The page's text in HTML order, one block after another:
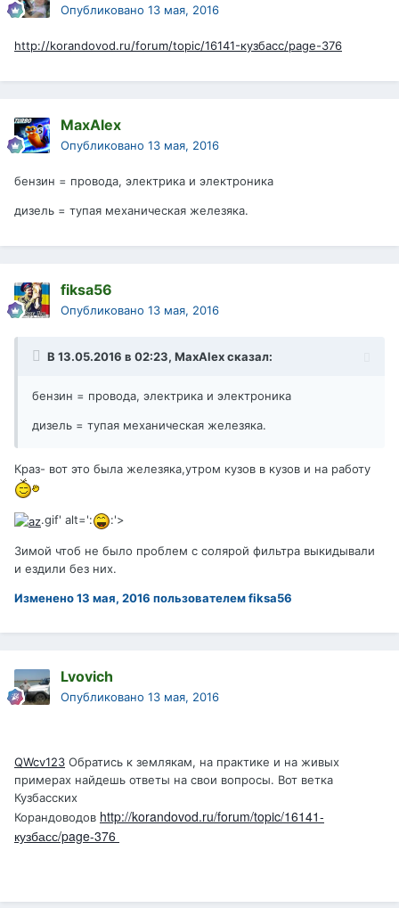
Опубликовано 13 мая, 2016
http://korandovod.ru/forum/topic/16141-кузбасс/page-376
MaxAlex
Опубликовано 13 мая, 2016
бензин = провода, электрика и электроника
дизель = тупая механическая железяка.
fiksa56
Опубликовано 13 мая, 2016
В 13.05.2016 в 02:23, MaxAlex сказал:
бензин = провода, электрика и электроника
дизель = тупая механическая железяка.
Краз- вот это была железяка,утром кузов в кузов и на работу
.gif' alt=': :'>
Зимой чтоб не было проблем с солярой фильтра выкидывали
и ездили без них.
Изменено13 мая, 2016 пользователем fiksa56
Lvovich
Опубликовано 13 мая, 2016
QWcv123 Обратись к землякам, на практике и на живых
примерах найдешь ответы на свои вопросы. Вот ветка
Кузбасских
Корандоводов http://korandovod.ru/forum/topic/16141-
кузбасс/page-376